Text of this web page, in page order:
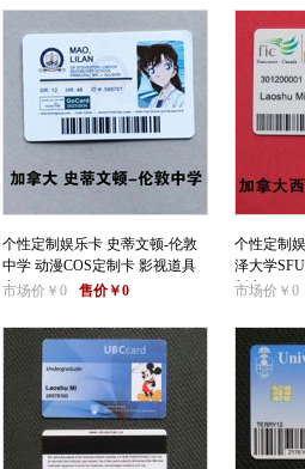
个性定制娱乐卡 史蒂文顿-伦敦
中学 动漫COS定制卡 影视道具
卡
市场价￥0 售价￥0
个性定制
泽大学
制卡
市场价￥0